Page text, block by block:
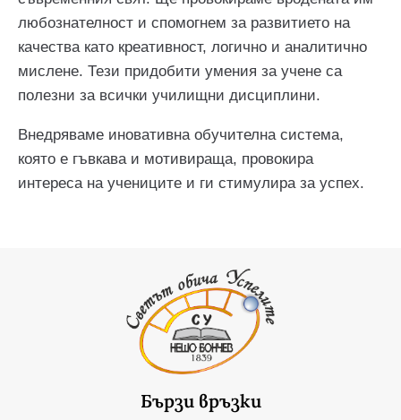
любознателност и спомогнем за развитието на
качества като креативност, логично и аналитично
мислене. Тези придобити умения за учене са
полезни за всички училищни дисциплини.
Внедряваме иновативна обучителна система,
която е гъвкава и мотивираща, провокира
интереса на учениците и ги стимулира за успех.
Бързи връзки